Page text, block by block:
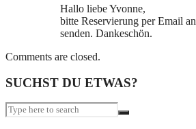
Hallo liebe Yvonne,
bitte Reservierung per Email an
senden. Dankeschön.
Comments are closed.
SUCHST DU ETWAS?